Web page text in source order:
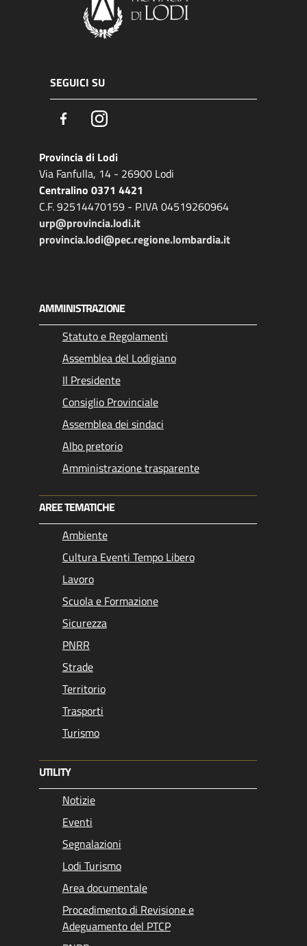
SEGUICI SU
FacebookInstagram
Provincia di Lodi
Via Fanfulla, 14 - 26900 Lodi
Centralino 0371 4421
C.F. 92514470159 - P.IVA 04519260964
urp@provincia.lodi.it
provincia.lodi@pec.regione.lombardia.it
AMMINISTRAZIONE
Statuto e Regolamenti
Assemblea del Lodigiano
Il Presidente
Consiglio Provinciale
Assemblea dei sindaci
Albo pretorio
Amministrazione trasparente
AREE TEMATICHE
Ambiente
Cultura Eventi Tempo Libero
Lavoro
Scuola e Formazione
Sicurezza
PNRR
Strade
Territorio
Trasporti
Turismo
UTILITY
Notizie
Eventi
Segnalazioni
Lodi Turismo
Area documentale
Procedimento di Revisione e
Adeguamento del PTCP